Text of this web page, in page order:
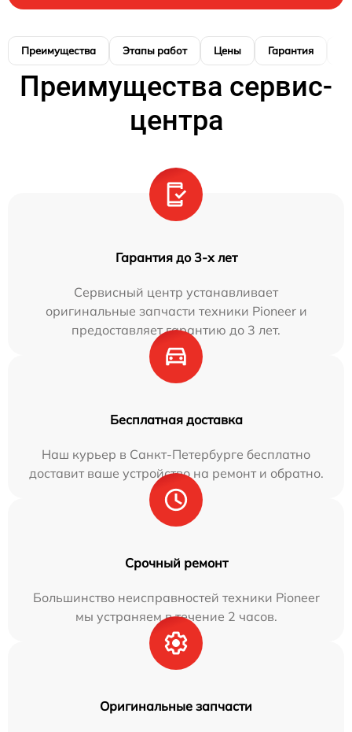
Преимущества Этапы работ Цены Гарантия
Преимущества сервис-
центра
Гарантия до 3-х лет
Сервисный центр устанавливает
оригинальные запчасти техники Pioneer и
предоставляет гарантию до 3 лет.
Бесплатная доставка
Наш курьер в Санкт-Петербурге бесплатно
доставит ваше устройство на ремонт и обратно.
Срочный ремонт
Большинство неисправностей техники Pioneer
мы устраняем в течение 2 часов.
Оригинальные запчасти